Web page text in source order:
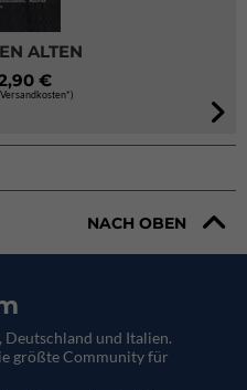
ALTEN
€
NACH OBEN
Deutschland und Italien.
größte Community für